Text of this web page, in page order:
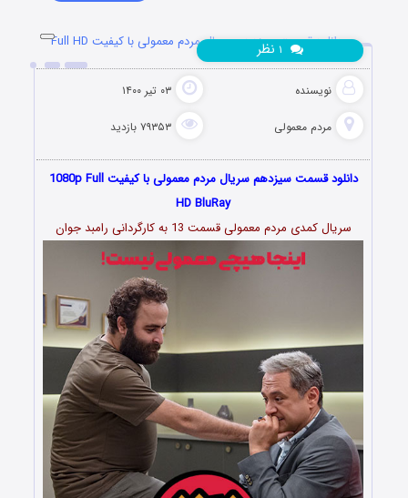
دانلود قسمت سیزدهم سریال مردم معمولی با کیفیت Full HD
نویسنده ۰۳ تیر ۱۴۰۰
مردم معمولی ۷۹۳۵۳ بازدید
نظر
دانلود قسمت سیزدهم سریال مردم معمولی با کیفیت 1080p Full
HD BluRay
سریال کمدی مردم معمولی قسمت 13 به کارگردانی رامبد جوان